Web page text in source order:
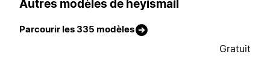
Autres modèles de heyismail
Parcourir les 335 modèles
Gratuit